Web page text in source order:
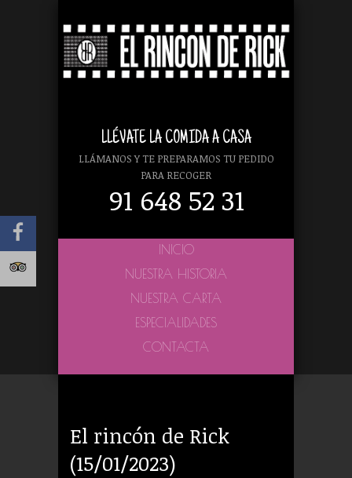
LLÉVATE LA COMIDA A CASA
LLÁMANOS Y TE PREPARAMOS TU PEDIDO
PARA RECOGER
91 648 52 31
INICIO
NUESTRA HISTORIA
NUESTRA CARTA
ESPECIALIDADES
CONTACTA
El rincón de Rick
(15/01/2023)